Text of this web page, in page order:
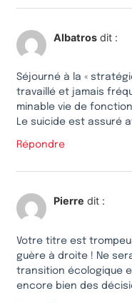
Albatros dit :
Séjourné à la «
travaillé et jamais
minable vie de
Le suicide est assuré
Répondre
Pierre dit :
Votre titre est
guère à droite ! Ne
transition écologique
encore bien des